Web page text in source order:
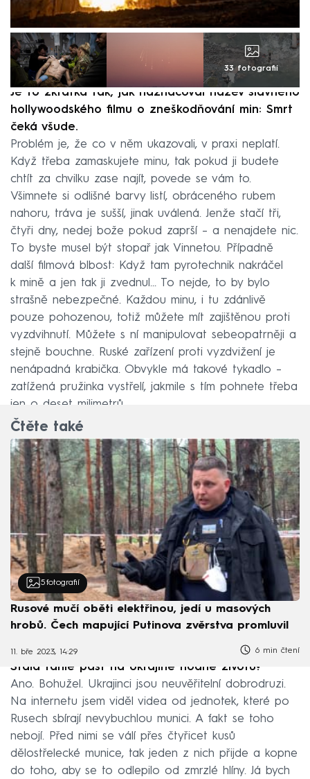
33 fotografií
Je to zkrátka tak, jak naznačoval název slavného
hollywoodského filmu o zneškodňování min: Smrt
čeká všude.
Problém je, že co v něm ukazovali, v praxi neplatí.
Když třeba zamaskujete minu, tak pokud ji budete
chtít za chvilku zase najít, povede se vám to.
Všimnete si odlišné barvy listí, obráceného rubem
nahoru, tráva je sušší, jinak uválená. Jenže stačí tři,
čtyři dny, nedej bože pokud zaprší – a nenajdete nic.
To byste musel být stopař jak Vinnetou. Případně
další filmová blbost: Když tam pyrotechnik nakráčel
k mině a jen tak ji zvednul… To nejde, to by bylo
strašně nebezpečné. Každou minu, i tu zdánlivě
pouze pohozenou, totiž můžete mít zajištěnou proti
vyzdvihnutí. Můžete s ní manipulovat sebeopatrněji a
stejně bouchne. Ruské zařízení proti vyzdvižení je
nenápadná krabička. Obvykle má takové tykadlo –
zatížená pružinka vystřelí, jakmile s tím pohnete třeba
jen o deset milimetrů.
Čtěte také
5 fotografií
Rusové mučí oběti elektřinou, jedí u masových
hrobů. Čech mapující Putinova zvěrstva promluvil
11. bře 2023, 14:29 6 min čtení
Stála tahle past na Ukrajině hodně životů?
Ano. Bohužel. Ukrajinci jsou neuvěřitelní dobrodruzi.
Na internetu jsem viděl videa od jednotek, které po
Rusech sbírají nevybuchlou munici. A fakt se toho
nebojí. Před nimi se válí přes čtyřicet kusů
dělostřelecké munice, tak jeden z nich přijde a kopne
do toho, aby se to odlepilo od zmrzlé hlíny. Já bych